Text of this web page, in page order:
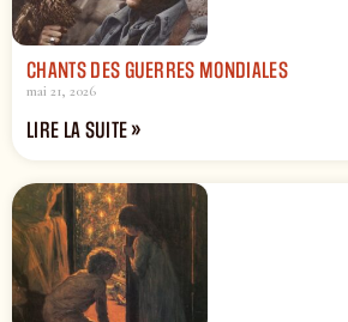
CHANTS DES GUERRES MONDIALES
mai 21, 2026
LIRE LA SUITE »